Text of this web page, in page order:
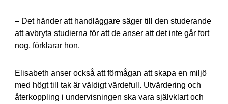
– Det händer att handläggare säger till den studerande
att avbryta studierna för att de anser att det inte går fort
nog, förklarar hon.
Elisabeth anser också att förmågan att skapa en miljö
med högt till tak är väldigt värdefull. Utvärdering och
återkoppling i undervisningen ska vara självklart och